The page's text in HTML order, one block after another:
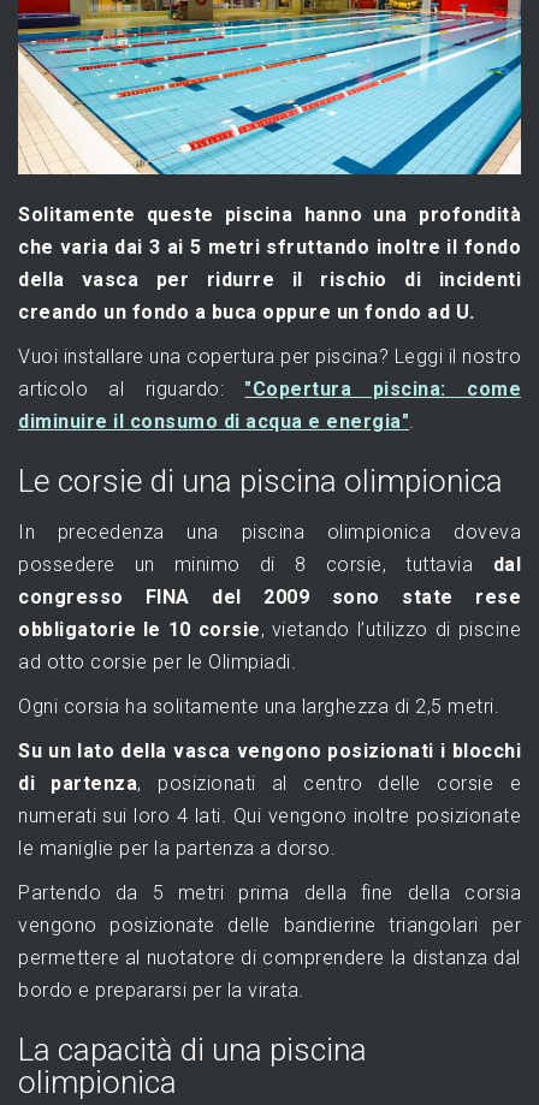
Solitamente queste piscina hanno una profondità
che varia dai 3 ai 5 metri sfruttando inoltre il fondo
della vasca per ridurre il rischio di incidenti
creando un fondo a buca oppure un fondo ad U.
Vuoi installare una copertura per piscina? Leggi il nostro
articolo al riguardo: "Copertura piscina: come
diminuire il consumo di acqua e energia".
Le corsie di una piscina olimpionica
In precedenza una piscina olimpionica doveva
possedere un minimo di 8 corsie, tuttavia dal
congresso FINA del 2009 sono state rese
obbligatorie le 10 corsie, vietando l’utilizzo di piscine
ad otto corsie per le Olimpiadi.
Ogni corsia ha solitamente una larghezza di 2,5 metri.
Su un lato della vasca vengono posizionati i blocchi
di partenza, posizionati al centro delle corsie e
numerati sui loro 4 lati. Qui vengono inoltre posizionate
le maniglie per la partenza a dorso.
Partendo da 5 metri prima della fine della corsia
vengono posizionate delle bandierine triangolari per
permettere al nuotatore di comprendere la distanza dal
bordo e prepararsi per la virata.
La capacità di una piscina
olimpionica